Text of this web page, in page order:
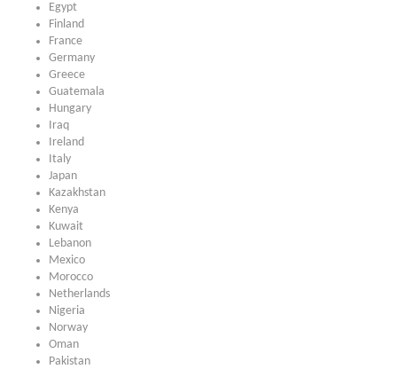
Egypt
Finland
France
Germany
Greece
Guatemala
Hungary
Iraq
Ireland
Italy
Japan
Kazakhstan
Kenya
Kuwait
Lebanon
Mexico
Morocco
Netherlands
Nigeria
Norway
Oman
Pakistan